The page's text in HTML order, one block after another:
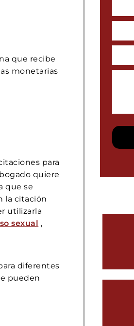
que recibe
monetarias
para
quiere
que se
la citación
utilizarla
sexual ,
diferentes
pueden
You?